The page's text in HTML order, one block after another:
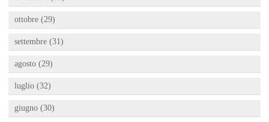
ottobre (29)
settembre (31)
agosto (29)
luglio (32)
giugno (30)